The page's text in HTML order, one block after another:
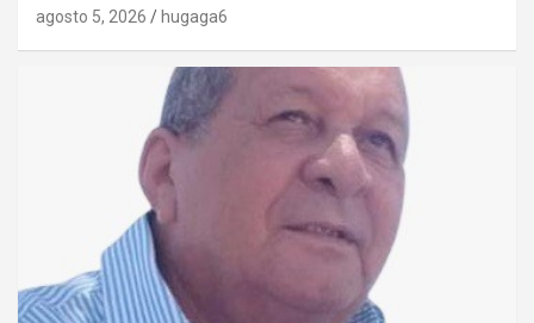
agosto 5, 2026 hugaga6